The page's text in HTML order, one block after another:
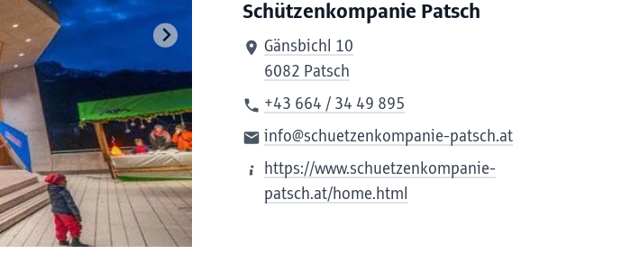
Schützenkompanie Patsch
Gänsbichl 10
6082 Patsch
+43 664 / 34 49 895
info@schuetzenkompanie-patsch.at
https://www.schuetzenkompanie-
patsch.at/home.html